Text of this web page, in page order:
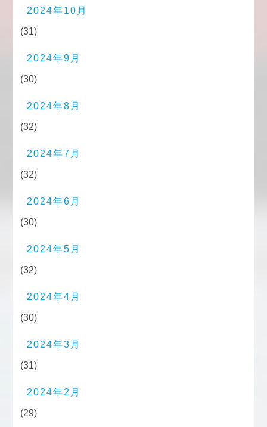
2024年10月
(31)
2024年9月
(30)
2024年8月
(32)
2024年7月
(32)
2024年6月
(30)
2024年5月
(32)
2024年4月
(30)
2024年3月
(31)
2024年2月
(29)